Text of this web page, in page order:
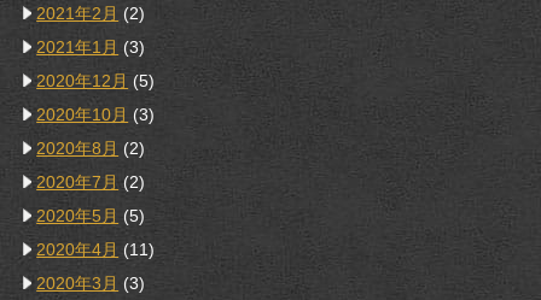
2021年2月 (2)
2021年1月 (3)
2020年12月 (5)
2020年10月 (3)
2020年8月 (2)
2020年7月 (2)
2020年5月 (5)
2020年4月 (11)
2020年3月 (3)